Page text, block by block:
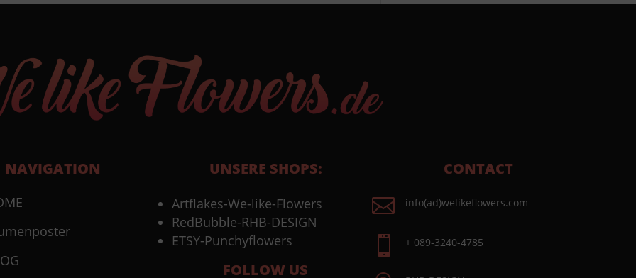
NAVIGATION UNSERE SHOPS:
Artflakes-We-like-Flowers
RedBubble-RHB-DESIGN
ETSY-Punchyflowers
FOLLOW US
CONTACT
 info(ad)welikeflowers.com
 + 089-3240-4785